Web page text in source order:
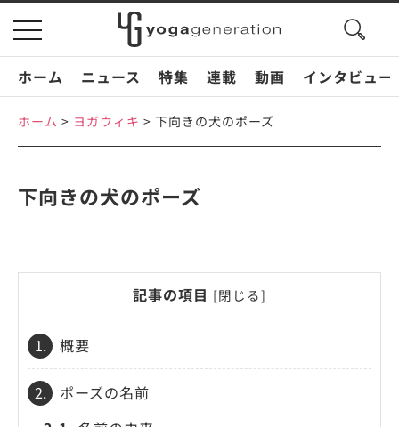
toggle
navigation
search
ホーム
ニュース 特集 連載 動画 インタビュー
ホーム > ヨガウィキ > 下向きの犬のポーズ
下向きの犬のポーズ
記事の項目 [閉じる]
1. 概要
2.
ポーズの名前